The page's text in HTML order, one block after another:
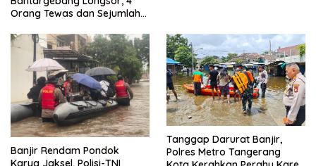
Orang Tewas dan Sejumlah
Banjir Rendam Pondok
Karya Jaksel, Polisi-TNI
Tanggap Darurat Banjir,
Polres Metro Tangerang